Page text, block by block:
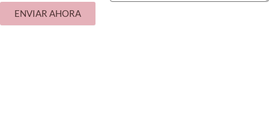
ENVIAR AHORA